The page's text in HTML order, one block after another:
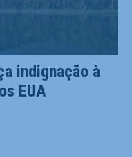
indignação à
EUA